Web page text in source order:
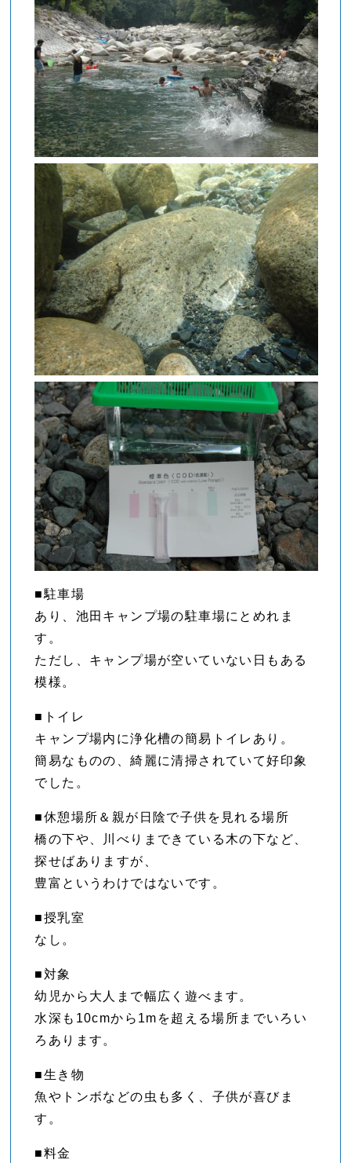
■駐車場
あり、池田キャンプ場の駐車場にとめれま
す。
ただし、キャンプ場が空いていない日もある
模様。
■トイレ
キャンプ場内に浄化槽の簡易トイレあり。
簡易なものの、綺麗に清掃されていて好印象
でした。
■休憩場所＆親が日陰で子供を見れる場所
橋の下や、川べりまできている木の下など、
探せばありますが、
豊富というわけではないです。
■授乳室
なし。
■対象
幼児から大人まで幅広く遊べます。
水深も10cmから1mを超える場所までいろい
ろあります。
■生き物
魚やトンボなどの虫も多く、子供が喜びま
す。
■料金